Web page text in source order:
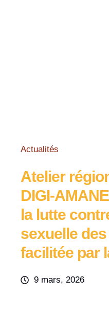
Actualités
Atelier
DIGI-
la lutte
sexuelle
facilitée par
9 mars, 2026